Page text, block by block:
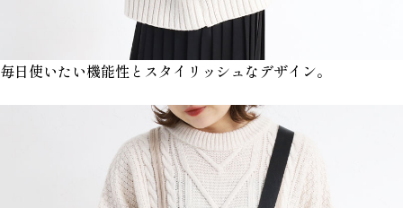
毎日使いたい機能性とスタイリッシュなデザイン。